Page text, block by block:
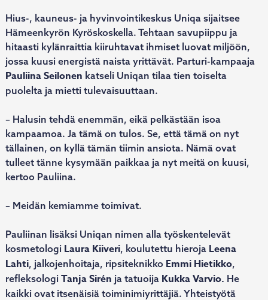
Hius-, kauneus- ja hyvinvointikeskus Uniqa sijaitsee
Hämeenkyrön Kyröskoskella. Tehtaan savupiippu ja
hitaasti kylänraittia kiiruhtavat ihmiset luovat miljöön,
jossa kuusi energistä naista yrittävät. Parturi-kampaaja
Pauliina Seilonen katseli Uniqan tilaa tien toiselta
puolelta ja mietti tulevaisuuttaan.
– Halusin tehdä enemmän, eikä pelkästään isoa
kampaamoa. Ja tämä on tulos. Se, että tämä on nyt
tällainen, on kyllä tämän tiimin ansiota. Nämä ovat
tulleet tänne kysymään paikkaa ja nyt meitä on kuusi,
kertoo Pauliina.
– Meidän kemiamme toimivat.
Pauliinan lisäksi Uniqan nimen alla työskentelevät
kosmetologi Laura Kiiveri, koulutettu hieroja Leena
Lahti, jalkojenhoitaja, ripsiteknikko Emmi Hietikko,
refleksologi Tanja Sirén ja tatuoija Kukka Varvio. He
kaikki ovat itsenäisiä toiminimiyrittäjiä. Yhteistyötä